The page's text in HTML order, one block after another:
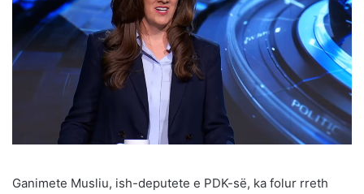
Ganimete Musliu, ish-deputete e PDK-së, ka folur rreth